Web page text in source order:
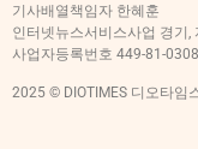
기사배열책임자 한혜훈
인터넷뉴스서비스사업 경기
사업자등록번호 449-81-
2025 © DIOTIMES 디오타임